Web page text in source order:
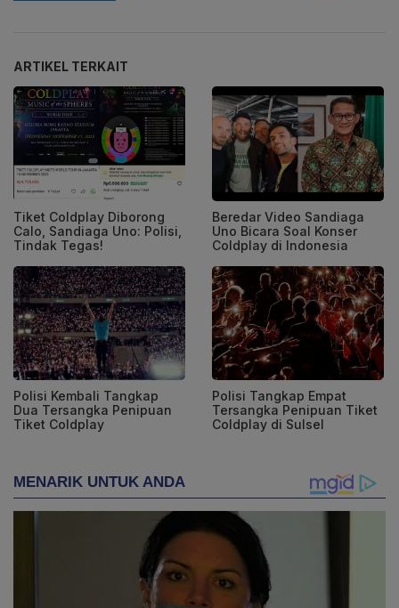
ARTIKEL TERKAIT
Tiket Coldplay Diborong
Calo, Sandiaga Uno: Polisi,
Tindak Tegas!
Beredar Video Sandiaga
Uno Bicara Soal Konser
Coldplay di Indonesia
Polisi Kembali Tangkap
Dua Tersangka Penipuan
Tiket Coldplay
Polisi Tangkap Empat
Tersangka Penipuan Tiket
Coldplay di Sulsel